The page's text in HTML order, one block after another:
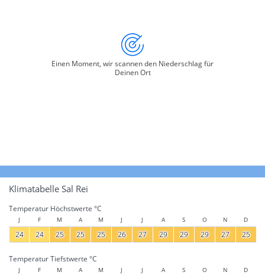
Einen Moment, wir scannen den Niederschlag für
Deinen Ort
Klimatabelle Sal Rei
Temperatur Höchstwerte °C
J F M A M J J A S O N D
24 24 25 25 25 26 27 29 29 29 27 25
Temperatur Tiefstwerte °C
J F M A M J J A S O N D